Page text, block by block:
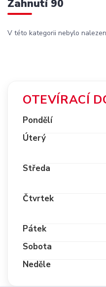
Zahnutí 90
V této kategorii nebylo
OTEVÍRACÍ
Pondělí
Úterý
Středa
Čtvrtek
Pátek
Sobota
Neděle